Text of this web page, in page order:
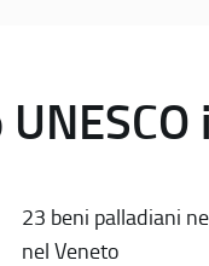
23 beni palladiani
nel Veneto